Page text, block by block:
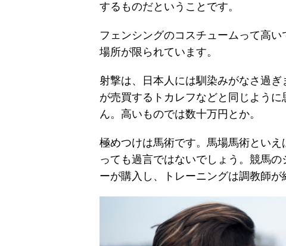
するものだということです。
フェンシングのコスチュームって高
場所が限られています。
射撃は、日本人には馴染みがなさ過
が売買するトカレフなどと同じよう
ん。高いものでは数十万円とか。
極めつけは馬術です。馬場馬術とい
っても過言ではないでしょう。競馬
ーが購入し、トレーニングは調教師が